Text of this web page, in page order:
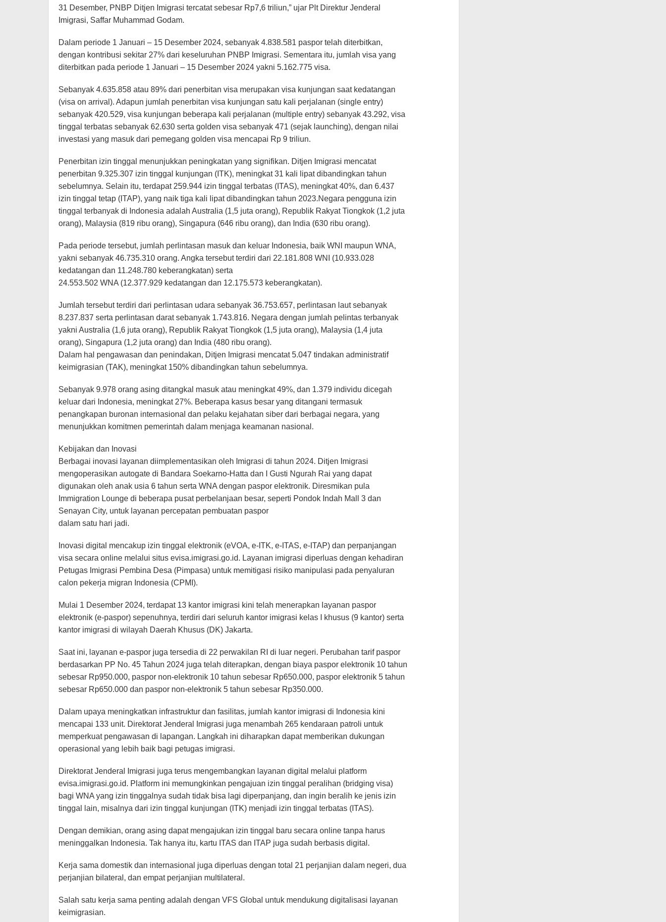
31 Desember, PNBP Ditjen Imigrasi tercatat sebesar Rp7,6 triliun,” ujar Plt Direktur Jenderal
Imigrasi, Saffar Muhammad Godam.
Dalam periode 1 Januari – 15 Desember 2024, sebanyak 4.838.581 paspor telah diterbitkan,
dengan kontribusi sekitar 27% dari keseluruhan PNBP Imigrasi. Sementara itu, jumlah visa yang
diterbitkan pada periode 1 Januari – 15 Desember 2024 yakni 5.162.775 visa.
Sebanyak 4.635.858 atau 89% dari penerbitan visa merupakan visa kunjungan saat kedatangan
(visa on arrival). Adapun jumlah penerbitan visa kunjungan satu kali perjalanan (single entry)
sebanyak 420.529, visa kunjungan beberapa kali perjalanan (multiple entry) sebanyak 43.292, visa
tinggal terbatas sebanyak 62.630 serta golden visa sebanyak 471 (sejak launching), dengan nilai
investasi yang masuk dari pemegang golden visa mencapai Rp 9 triliun.
Penerbitan izin tinggal menunjukkan peningkatan yang signifikan. Ditjen Imigrasi mencatat
penerbitan 9.325.307 izin tinggal kunjungan (ITK), meningkat 31 kali lipat dibandingkan tahun
sebelumnya. Selain itu, terdapat 259.944 izin tinggal terbatas (ITAS), meningkat 40%, dan 6.437
izin tinggal tetap (ITAP), yang naik tiga kali lipat dibandingkan tahun 2023.Negara pengguna izin
tinggal terbanyak di Indonesia adalah Australia (1,5 juta orang), Republik Rakyat Tiongkok (1,2 juta
orang), Malaysia (819 ribu orang), Singapura (646 ribu orang), dan India (630 ribu orang).
Pada periode tersebut, jumlah perlintasan masuk dan keluar Indonesia, baik WNI maupun WNA,
yakni sebanyak 46.735.310 orang. Angka tersebut terdiri dari 22.181.808 WNI (10.933.028
kedatangan dan 11.248.780 keberangkatan) serta
24.553.502 WNA (12.377.929 kedatangan dan 12.175.573 keberangkatan).
Jumlah tersebut terdiri dari perlintasan udara sebanyak 36.753.657, perlintasan laut sebanyak
8.237.837 serta perlintasan darat sebanyak 1.743.816. Negara dengan jumlah pelintas terbanyak
yakni Australia (1,6 juta orang), Republik Rakyat Tiongkok (1,5 juta orang), Malaysia (1,4 juta
orang), Singapura (1,2 juta orang) dan India (480 ribu orang).
Dalam hal pengawasan dan penindakan, Ditjen Imigrasi mencatat 5.047 tindakan administratif
keimigrasian (TAK), meningkat 150% dibandingkan tahun sebelumnya.
Sebanyak 9.978 orang asing ditangkal masuk atau meningkat 49%, dan 1.379 individu dicegah
keluar dari Indonesia, meningkat 27%. Beberapa kasus besar yang ditangani termasuk
penangkapan buronan internasional dan pelaku kejahatan siber dari berbagai negara, yang
menunjukkan komitmen pemerintah dalam menjaga keamanan nasional.
Kebijakan dan Inovasi
Berbagai inovasi layanan diimplementasikan oleh Imigrasi di tahun 2024. Ditjen Imigrasi
mengoperasikan autogate di Bandara Soekarno-Hatta dan I Gusti Ngurah Rai yang dapat
digunakan oleh anak usia 6 tahun serta WNA dengan paspor elektronik. Diresmikan pula
Immigration Lounge di beberapa pusat perbelanjaan besar, seperti Pondok Indah Mall 3 dan
Senayan City, untuk layanan percepatan pembuatan paspor
dalam satu hari jadi.
Inovasi digital mencakup izin tinggal elektronik (eVOA, e-ITK, e-ITAS, e-ITAP) dan perpanjangan
visa secara online melalui situs evisa.imigrasi.go.id. Layanan imigrasi diperluas dengan kehadiran
Petugas Imigrasi Pembina Desa (Pimpasa) untuk memitigasi risiko manipulasi pada penyaluran
calon pekerja migran Indonesia (CPMI).
Mulai 1 Desember 2024, terdapat 13 kantor imigrasi kini telah menerapkan layanan paspor
elektronik (e-paspor) sepenuhnya, terdiri dari seluruh kantor imigrasi kelas I khusus (9 kantor) serta
kantor imigrasi di wilayah Daerah Khusus (DK) Jakarta.
Saat ini, layanan e-paspor juga tersedia di 22 perwakilan RI di luar negeri. Perubahan tarif paspor
berdasarkan PP No. 45 Tahun 2024 juga telah diterapkan, dengan biaya paspor elektronik 10 tahun
sebesar Rp950.000, paspor non-elektronik 10 tahun sebesar Rp650.000, paspor elektronik 5 tahun
sebesar Rp650.000 dan paspor non-elektronik 5 tahun sebesar Rp350.000.
Dalam upaya meningkatkan infrastruktur dan fasilitas, jumlah kantor imigrasi di Indonesia kini
mencapai 133 unit. Direktorat Jenderal Imigrasi juga menambah 265 kendaraan patroli untuk
memperkuat pengawasan di lapangan. Langkah ini diharapkan dapat memberikan dukungan
operasional yang lebih baik bagi petugas imigrasi.
Direktorat Jenderal Imigrasi juga terus mengembangkan layanan digital melalui platform
evisa.imigrasi.go.id. Platform ini memungkinkan pengajuan izin tinggal peralihan (bridging visa)
bagi WNA yang izin tinggalnya sudah tidak bisa lagi diperpanjang, dan ingin beralih ke jenis izin
tinggal lain, misalnya dari izin tinggal kunjungan (ITK) menjadi izin tinggal terbatas (ITAS).
Dengan demikian, orang asing dapat mengajukan izin tinggal baru secara online tanpa harus
meninggalkan Indonesia. Tak hanya itu, kartu ITAS dan ITAP juga sudah berbasis digital.
Kerja sama domestik dan internasional juga diperluas dengan total 21 perjanjian dalam negeri, dua
perjanjian bilateral, dan empat perjanjian multilateral.
Salah satu kerja sama penting adalah dengan VFS Global untuk mendukung digitalisasi layanan
keimigrasian.